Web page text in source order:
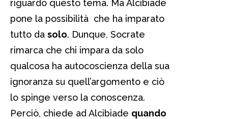
riguardo questo tema. Ma Alcibiade
pone la possibilità che ha imparato
tutto da solo. Dunque, Socrate
rimarca che chi impara da solo
qualcosa ha autocoscienza della sua
ignoranza su quell’argomento e ciò
lo spinge verso la conoscenza.
Perciò, chiede ad Alcibiade quando